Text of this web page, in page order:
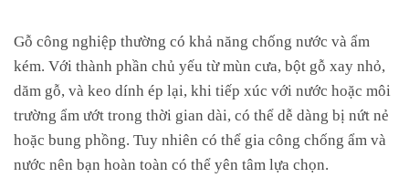
Gỗ công nghiệp thường có khả năng chống nước và ẩm
kém. Với thành phần chủ yếu từ mùn cưa, bột gỗ xay nhỏ,
dăm gỗ, và keo dính ép lại, khi tiếp xúc với nước hoặc môi
trường ẩm ướt trong thời gian dài, có thể dễ dàng bị nứt nẻ
hoặc bung phồng. Tuy nhiên có thể gia công chống ẩm và
nước nên bạn hoàn toàn có thể yên tâm lựa chọn.